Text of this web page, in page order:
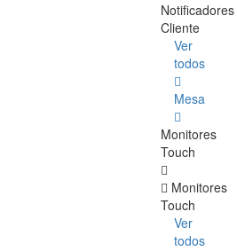
Notificadores
Cliente
Ver
todos
Mesa
Monitores
Touch
Monitores
Touch
Ver
todos